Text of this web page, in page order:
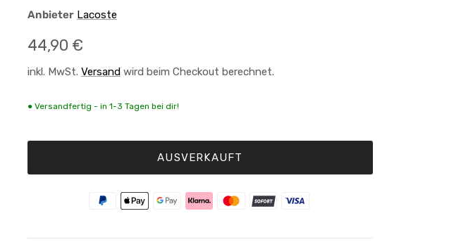
Anbieter Lacoste
Normaler Preis
44,90 €
inkl. MwSt. Versandwird beim Checkout berechnet.
● Versandfertig - in 1-3 Tagen bei dir!
AUSVERKAUFT